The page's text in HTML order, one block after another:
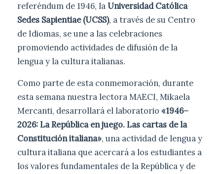
referéndum de 1946, laUniversidad Católica
Sedes Sapientiae (UCSS), a través de su Centro
de Idiomas, se une a las celebraciones
promoviendo actividades de difusión de la
lengua y la cultura italianas.
Como parte de esta conmemoración, durante
esta semana nuestra lectora MAECI, Mikaela
Mercanti, desarrollará el laboratorio «1946–
2026: La República en juego. Las cartas de la
Constitución italiana», una actividad de lengua y
cultura italiana que acercará a los estudiantes a
los valores fundamentales de la República y de